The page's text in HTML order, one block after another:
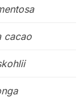
cacao